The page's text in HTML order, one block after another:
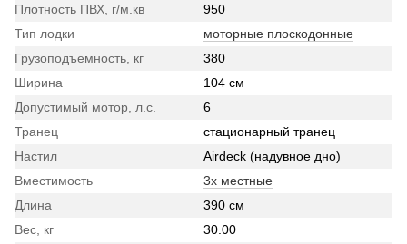
Плотность ПВХ, г/м.кв
950
Тип лодки
моторные плоскодонные
Грузоподъемность, кг
380
Ширина
104 см
Допустимый мотор, л.с.
6
Транец
стационарный транец
Настил
Airdeck (надувное дно)
Вместимость
3х местные
Длина
390 см
Вес, кг
30.00